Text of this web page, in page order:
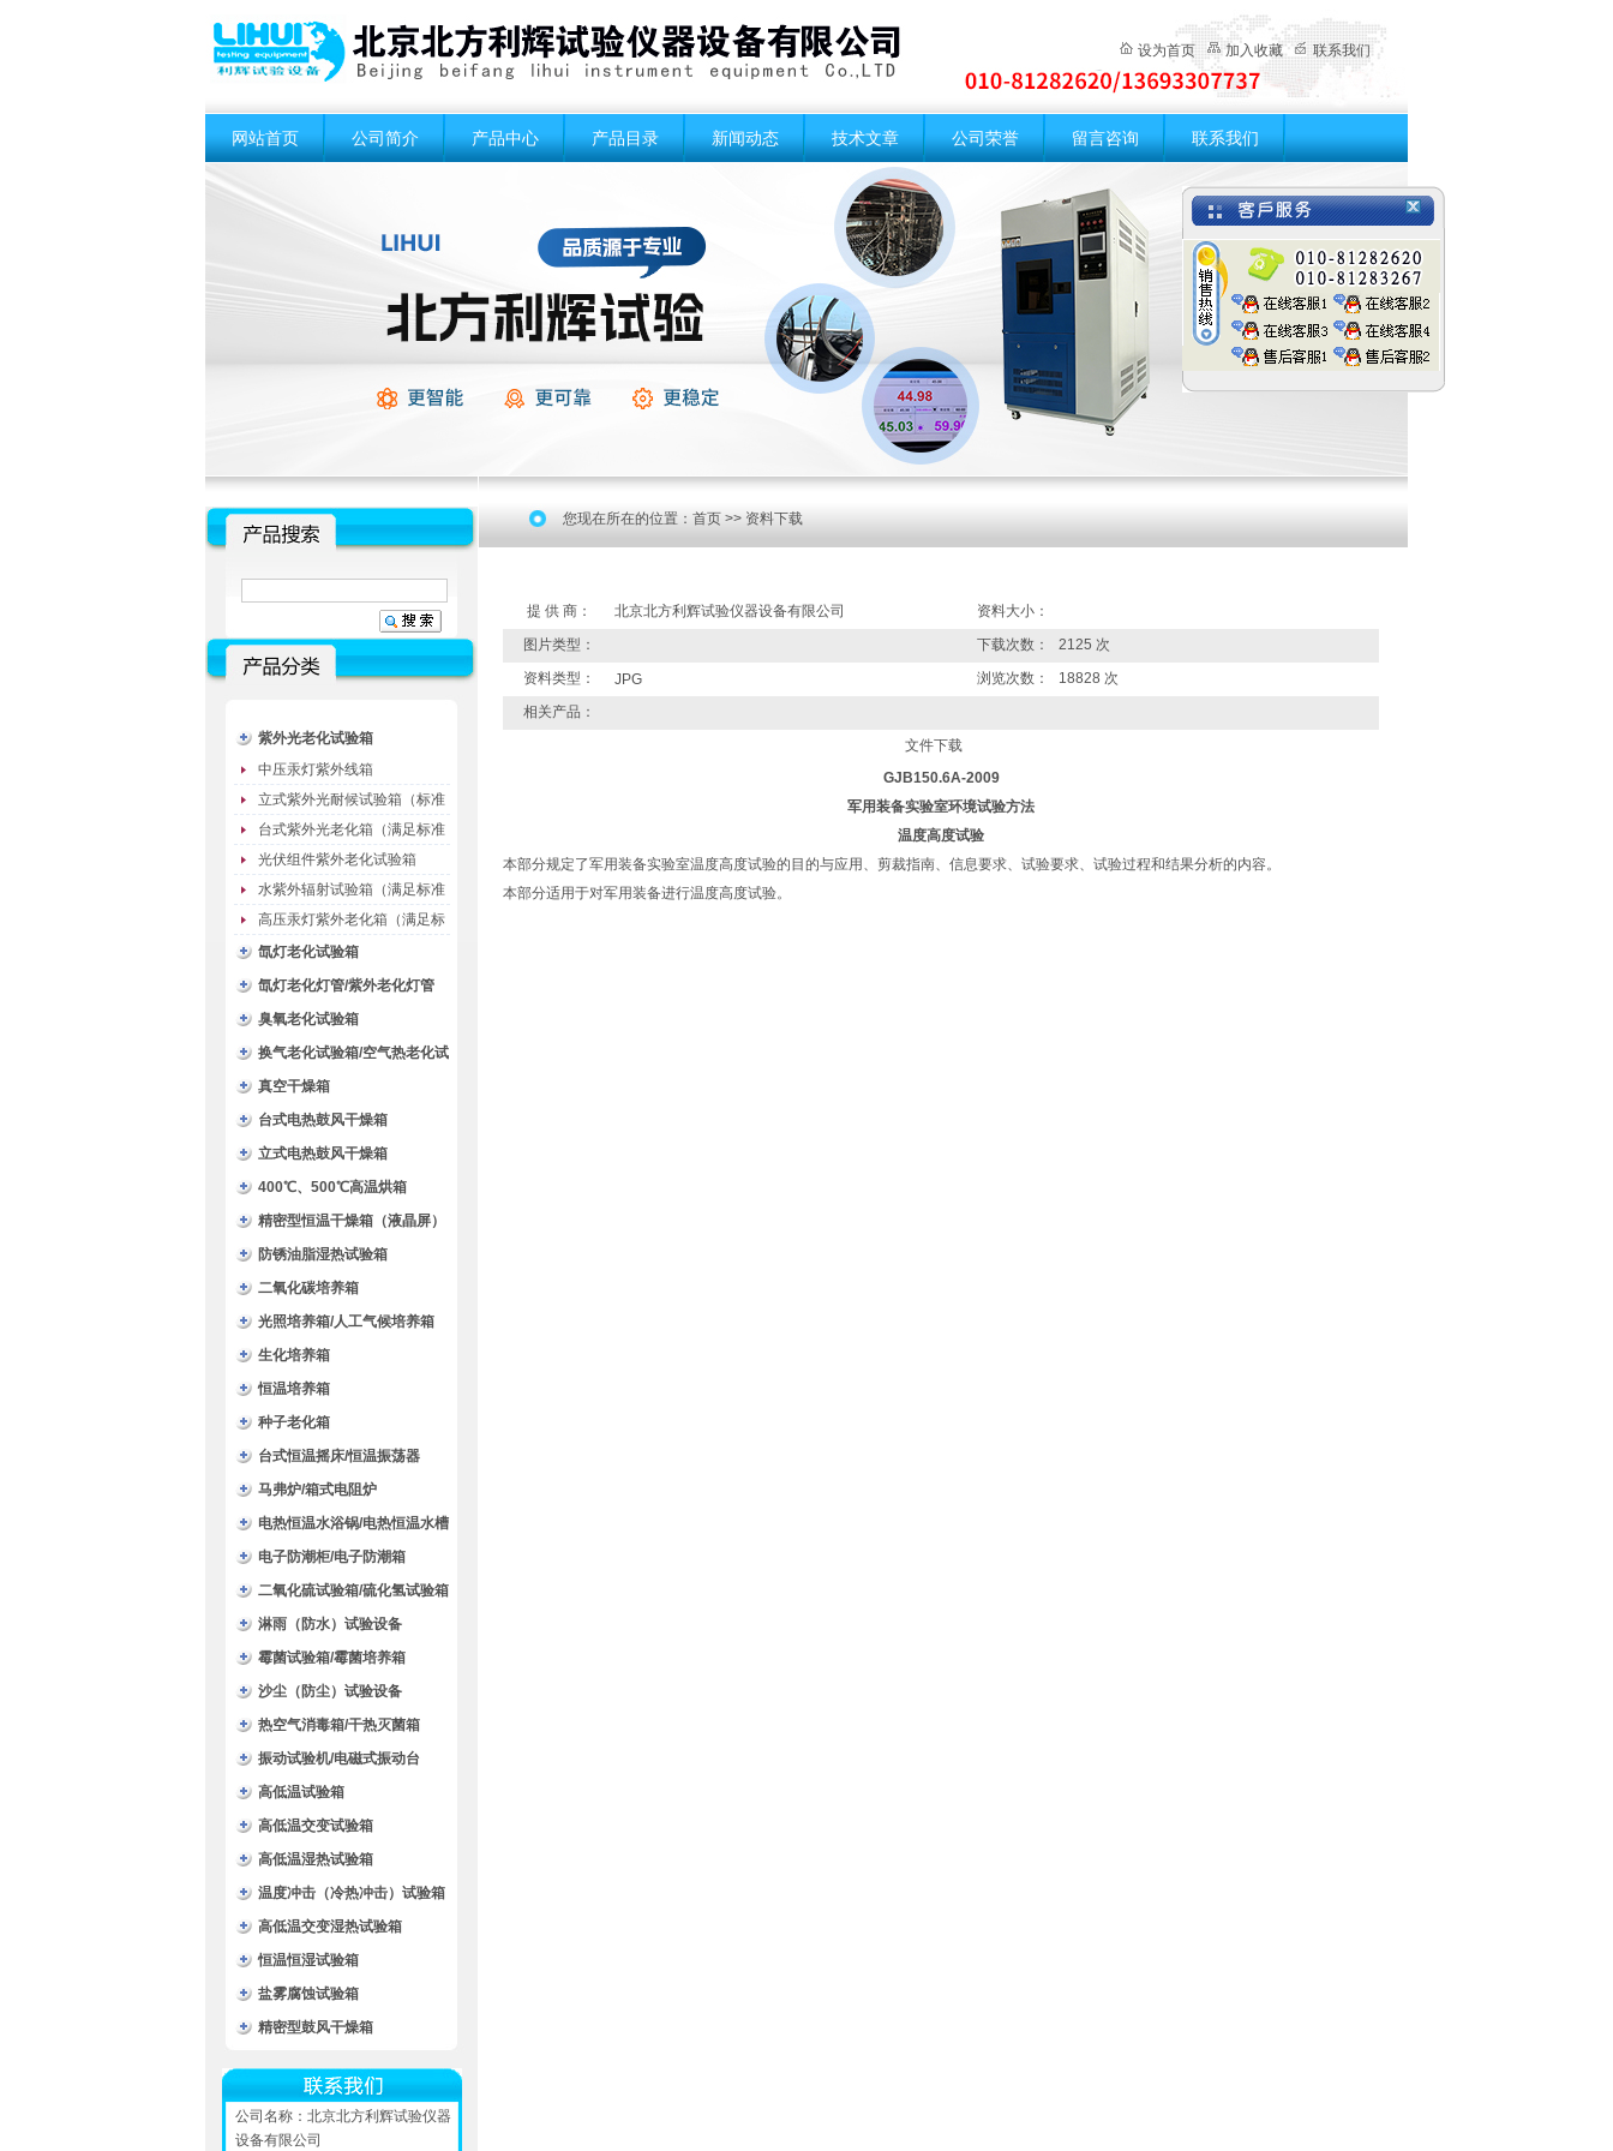
设为首页 加入收藏 联系我们
网站首页 公司简介 产品中心 产品目录 新闻动态 技术文章 公司荣誉 留言咨询 联系我们
紫外光老化试验箱
中压汞灯紫外线箱
立式紫外光耐候试验箱（标准
型）
台式紫外光老化箱（满足标准
GB/T16776）
光伏组件紫外老化试验箱
水紫外辐射试验箱（满足标准
JC485-1992）
高压汞灯紫外老化箱（满足标
准GB/T16777）
氙灯老化试验箱
氙灯老化灯管/紫外老化灯管
（耗材）
臭氧老化试验箱
换气老化试验箱/空气热老化试
验箱
真空干燥箱
台式电热鼓风干燥箱
立式电热鼓风干燥箱
400℃、500℃高温烘箱
精密型恒温干燥箱（液晶屏）
防锈油脂湿热试验箱
二氧化碳培养箱
光照培养箱/人工气候培养箱
生化培养箱
恒温培养箱
种子老化箱
台式恒温摇床/恒温振荡器
马弗炉/箱式电阻炉
电热恒温水浴锅/电热恒温水槽
电子防潮柜/电子防潮箱
二氧化硫试验箱/硫化氢试验箱
淋雨（防水）试验设备
霉菌试验箱/霉菌培养箱
沙尘（防尘）试验设备
热空气消毒箱/干热灭菌箱
振动试验机/电磁式振动台
高低温试验箱
高低温交变试验箱
高低温湿热试验箱
温度冲击（冷热冲击）试验箱
高低温交变湿热试验箱
恒温恒湿试验箱
盐雾腐蚀试验箱
精密型鼓风干燥箱
公司名称：北京北方利辉试验仪器
设备有限公司
您现在所在的位置： 首页 >> 资料下载
提 供 商： 北京北方利辉试验仪器设备有限公司
资料大小：
图片类型：
下载次数：
2125 次
资料类型：
JPG 浏览次数：
18828 次
相关产品：
文件下载
GJB150.6A-2009
军用装备实验室环境试验方法
温度高度试验
本部分规定了军用装备实验室温度高度试验的目的与应用、剪裁指南、信息要求、试验要求、试验过程和结果分析的内容。
本部分适用于对军用装备进行温度高度试验。